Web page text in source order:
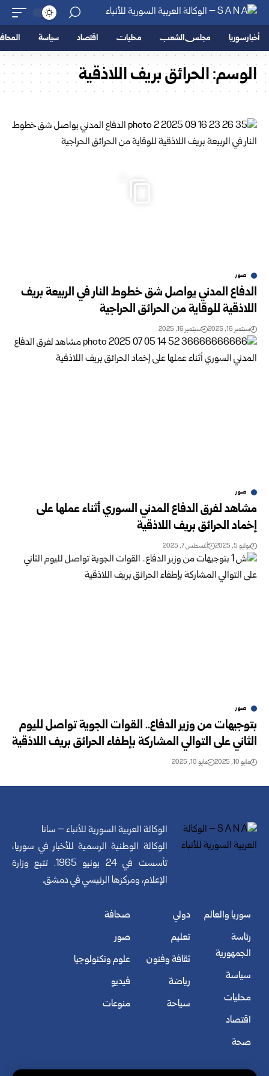
أخبار سوريا مجلس الشعب محليات اقتصاد سياسة
الوسم:الحرائق بريف اللاذقية
صور
الدفاع المدني يواصل شق خطوط النار في الربيعة بريف
اللاذقية للوقاية من الحرائق الحراجية
سبتمبر 16, 2025 سبتمبر 16, 2025
صور
مشاهد لفرق الدفاع المدني السوري أثناء عملها على
إخماد الحرائق بريف اللاذقية
يوليو 5, 2025 أغسطس 7, 2025
صور
بتوجيهات من وزير الدفاع.. القوات الجوية تواصل لليوم
الثاني على التوالي المشاركة بإطفاء الحرائق بريف اللاذقية
مايو 10, 2025 مايو 10, 2025
الوكالة العربية السورية للأنباء – سانا
الوكالة الوطنية الرسمية للأخبار في سوريا،
تأسست في 24 يونيو 1965. تتبع وزارة
الإعلام، ومركزها الرئيسي في دمشق.
سوريا والعالم
رئاسة
الجمهورية
سياسة
محليات
اقتصاد
صحة
دولي
تعليم
ثقافة وفنون
رياضة
سياحة
صحافة
صور
علوم وتكنولوجيا
فيديو
منوعات